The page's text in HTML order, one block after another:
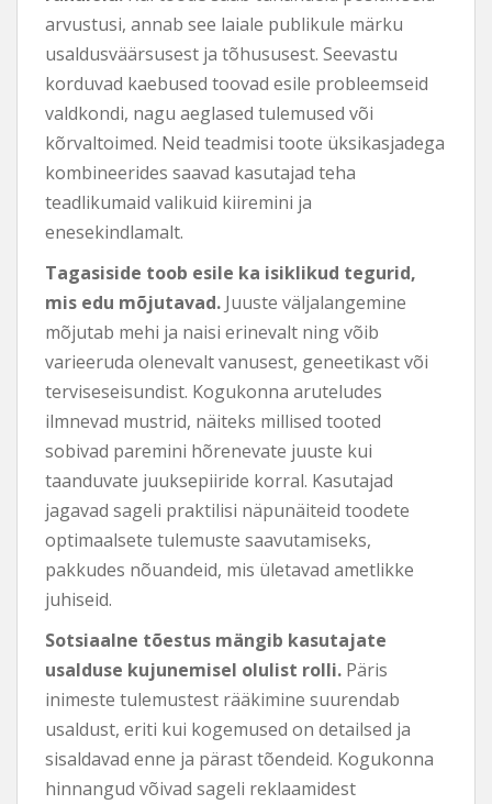
arvustusi, annab see laiale publikule märku
usaldusväärsusest ja tõhususest. Seevastu
korduvad kaebused toovad esile probleemseid
valdkondi, nagu aeglased tulemused või
kõrvaltoimed. Neid teadmisi toote üksikasjadega
kombineerides saavad kasutajad teha
teadlikumaid valikuid kiiremini ja
enesekindlamalt.
Tagasiside toob esile ka isiklikud tegurid,
mis edu mõjutavad. Juuste väljalangemine
mõjutab mehi ja naisi erinevalt ning võib
varieeruda olenevalt vanusest, geneetikast või
terviseseisundist. Kogukonna aruteludes
ilmnevad mustrid, näiteks millised tooted
sobivad paremini hõrenevate juuste kui
taanduvate juuksepiiride korral. Kasutajad
jagavad sageli praktilisi näpunäiteid toodete
optimaalsete tulemuste saavutamiseks,
pakkudes nõuandeid, mis ületavad ametlikke
juhiseid.
Sotsiaalne tõestus mängib kasutajate
usalduse kujunemisel olulist rolli. Päris
inimeste tulemustest rääkimine suurendab
usaldust, eriti kui kogemused on detailsed ja
sisaldavad enne ja pärast tõendeid. Kogukonna
hinnangud võivad sageli reklaamidest